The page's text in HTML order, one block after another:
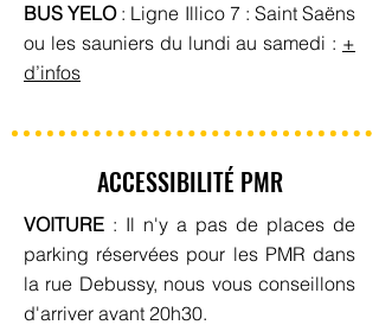
BUS YELO: Ligne Illico 7 : Saint Saëns
ou les sauniers du lundi au samedi : +
d’infos
ACCESSIBILITÉ PMR
VOITURE : Il n'y a pas de places de
parking réservées pour les PMR dans
la rue Debussy, nous vous conseillons
d'arriver avant 20h30.